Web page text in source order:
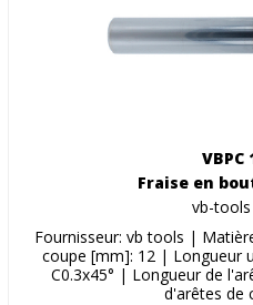
VBPC
Fraise en
vb-
Fournisseur: vb tools |
coupe [mm]: 12 | Longueur
C0.3x45° | Longueur de
d'arêtes de